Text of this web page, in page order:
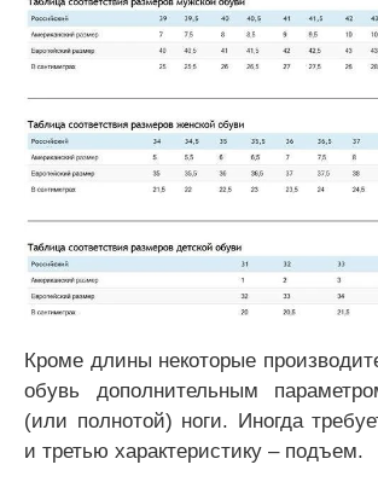
Кроме длины некоторые
обувь дополнительным
(или полнотой) ноги. Иногда
и третью характеристику – подъем.